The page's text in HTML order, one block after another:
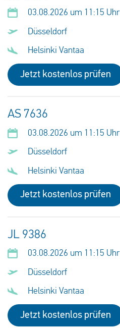
03.08.2026 um 11:15 Uhr
Düsseldorf
Helsinki Vantaa
Jetzt kostenlos prüfen
AS 7636
03.08.2026 um 11:15 Uhr
Düsseldorf
Helsinki Vantaa
Jetzt kostenlos prüfen
JL 9386
03.08.2026 um 11:15 Uhr
Düsseldorf
Helsinki Vantaa
Jetzt kostenlos prüfen